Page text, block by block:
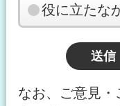
役に立たな
なお、ご意見・